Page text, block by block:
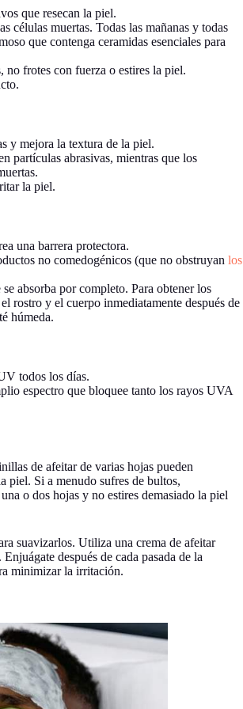
que resecan la piel.
células muertas. Todas las mañanas y todas
que contenga ceramidas esenciales para
frotes con fuerza o estires la piel.
y mejora la textura de la piel.
partículas abrasivas, mientras que los
la piel.
una barrera protectora.
no comedogénicos (que no obstruyan los
se absorba por completo. Para obtener los
rostro y el cuerpo inmediatamente después de
húmeda.
todos los días.
espectro que bloquee tanto los rayos UVA
de afeitar de varias hojas pueden
piel. Si a menudo sufres de bultos,
o dos hojas y no estires demasiado la piel
suavizarlos. Utiliza una crema de afeitar
después de cada pasada de la
minimizar la irritación.